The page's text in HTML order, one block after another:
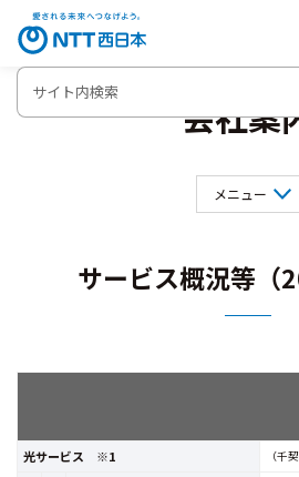
会社案
メニュー
組織図
サービス概況等（
光サービス ※1 （千